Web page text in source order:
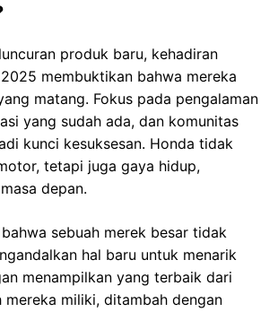
produk baru, kehadiran
membuktikan bahwa mereka
matang. Fokus pada pengalaman
yang sudah ada, dan komunitas
kunci kesuksesan. Honda tidak
tetapi juga gaya hidup,
depan.
sebuah merek besar tidak
hal baru untuk menarik
menampilkan yang terbaik dari
mereka miliki, ditambah dengan